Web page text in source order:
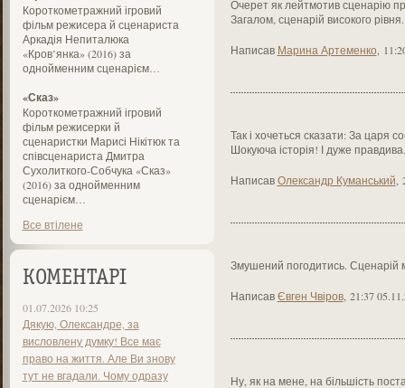
Короткометражний ігровий
фільм режисера й сценариста
Аркадія Непиталюка
«Кров’янка» (2016) за
однойменним сценарієм…
«Сказ»
Короткометражний ігровий
фільм режисерки й
сценаристки Марисі Нікітюк та
співсценариста Дмитра
Сухолиткого-Собчука «Сказ»
(2016) за однойменним
сценарієм…
Все втілене
КОМЕНТАРІ
01.07.2026 10:25
Дякую, Олександре, за
висловлену думку! Все має
право на життя. Але Ви знову
тут не вгадали. Чому одразу
Очерет як лейтмотив сценарію
Загалом, сценарій високого
Написав Марина Артеменко
Так і хочеться сказати: За царя
Шокуюча історія! І дуже
НаписавОлександр Куманський
Змушений погодитись. Сценарій
НаписавЄвген Чвіров, 21:37
Ну, як на мене, на більшість